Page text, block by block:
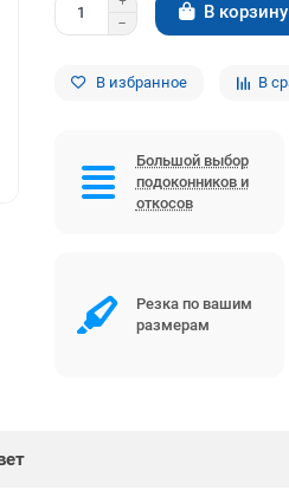
В корзину
В избранное В
Большой выбор
подоконников и
откосов
Резка по вашим
размерам